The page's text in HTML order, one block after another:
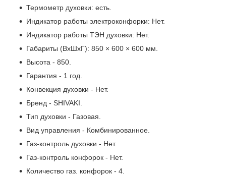
Термометр духовки: есть.
Индикатор работы электроконфорки: Нет.
Индикатор работы ТЭН духовки: Нет.
Габариты (ВхШхГ): 850 × 600 × 600 мм.
Высота - 850.
Гарантия - 1 год.
Конвекция духовки - Нет.
Бренд - SHIVAKI.
Тип духовки - Газовая.
Вид управления - Комбинированное.
Газ-контроль духовки - Нет.
Газ-контроль конфорок - Нет.
Количество газ. конфорок - 4.